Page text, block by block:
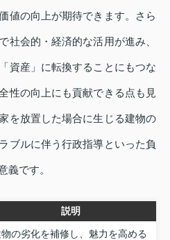
値の向上が期待できます。さら
社会的・経済的な活用が進み、
資産」に転換することにもつな
性の向上にも貢献できる点も見
を放置した場合に生じる建物の
ブルに伴う行政指導といった負
義です。
説明
の劣化を補修し、魅力を高める